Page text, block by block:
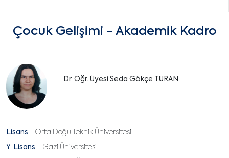
Çocuk Gelişimi - Akademik Kadro
Dr. Öğr. Üyesi Seda Gökçe TURAN
Lisans: Orta Doğu Teknik Üniversitesi
Y. Lisans: Gazi Üniversitesi